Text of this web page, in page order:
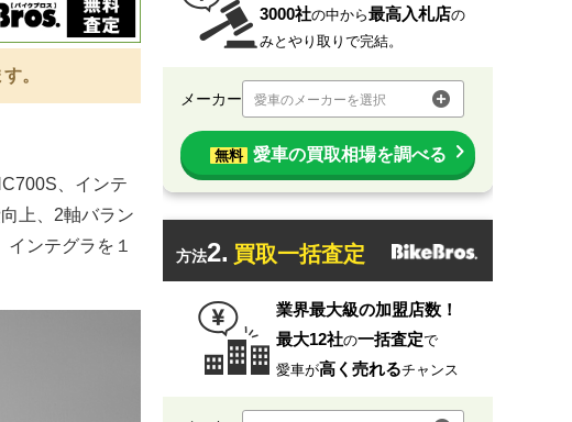
。
、インテ
上、2軸バラン
ンテグラを１
3000社の中から最高入札店の
みとやり取りで完結。
メーカー 愛車のメーカーを選択
無料 愛車の買取相場を調べる
方法2. 買取一括査定
業界最大級の加盟店数！
最大12社の一括査定で
愛車が高く売れるチャンス